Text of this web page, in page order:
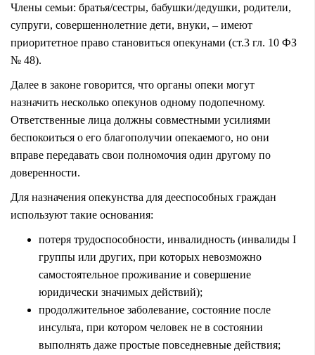
Члены семьи: братья/сестры, бабушки/дедушки, родители,
супруги, совершеннолетние дети, внуки, – имеют
приоритетное право становиться опекунами (ст.3 гл. 10 ФЗ
№ 48).
Далее в законе говорится, что органы опеки могут
назначить несколько опекунов одному подопечному.
Ответственные лица должны совместными усилиями
беспокоиться о его благополучии опекаемого, но они
вправе передавать свои полномочия один другому по
доверенности.
Для назначения опекунства для дееспособных граждан
используют такие основания:
потеря трудоспособности, инвалидность (инвалиды I
группы или других, при которых невозможно
самостоятельное проживание и совершение
юридически значимых действий);
продолжительное заболевание, состояние после
инсульта, при котором человек не в состоянии
выполнять даже простые повседневные действия;